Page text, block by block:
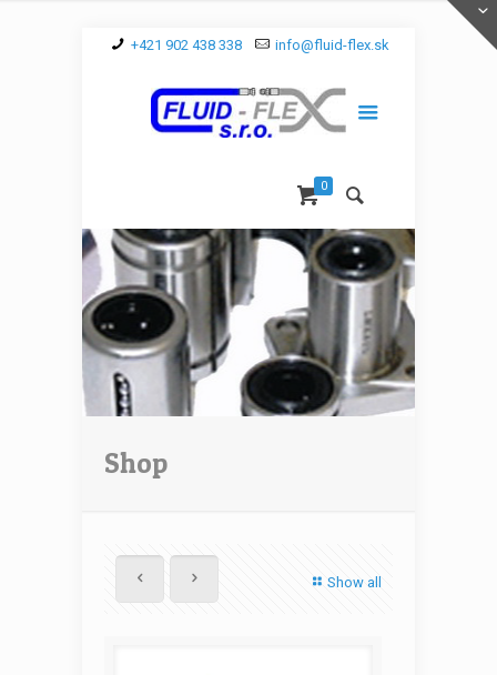
+421 902 438 338 info@fluid-flex.sk
0
Shop
Show all